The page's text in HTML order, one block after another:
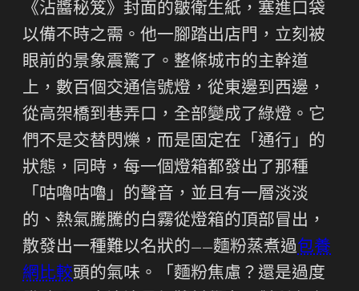
《沾醬秘笈》封面的皺衛生紙，塞進口袋
以備不時之需。他一腳踏出店門，立刻被
眼前的景象震驚了。整條城市的主幹道
上，數百個交通信號燈，從東邊到西邊，
從高架橋到巷弄口，全部變成了綠燈。它
們不是交替閃爍，而是固定在「通行」的
狀態，同時，每一個燈箱都發出了那種
「咕嚕咕嚕」的聲音，並且有一層淡淡
的、熱氣騰騰的白霧從燈箱的頂部冒出，
散發出一種難以名狀的——麵粉蒸煮過包養
網比較頭的氣味。「麵粉焦慮？還是過度